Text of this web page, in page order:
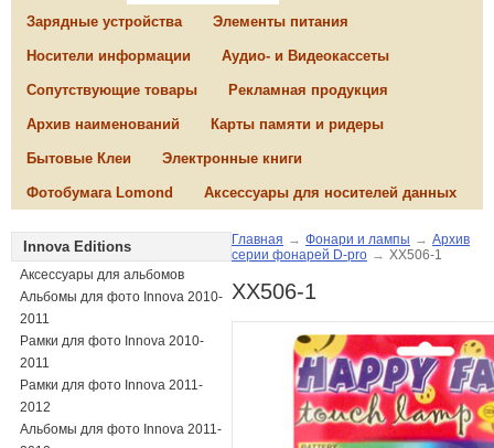
Зарядные устройства Элементы питания
Носители информации Аудио- и Видеокассеты
Сопутствующие товары Рекламная продукция
Архив наименований Карты памяти и ридеры
Бытовые Клеи Электронные книги
Фотобумага Lomond Аксессуары для носителей данных
Innova Editions
Аксессуары для альбомов
Альбомы для фото Innova 2010-
2011
Рамки для фото Innova 2010-
2011
Рамки для фото Innova 2011-
2012
Альбомы для фото Innova 2011-
Главная → Фонари и лампы → Архив
серии фонарей D-pro → XX506-1
XX506-1